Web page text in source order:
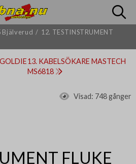
Bjälverud / 12. TESTINSTRUMENT
13. KABELSÖKARE MASTECH
MS6818
Visad: 748 gånger
FLUKE